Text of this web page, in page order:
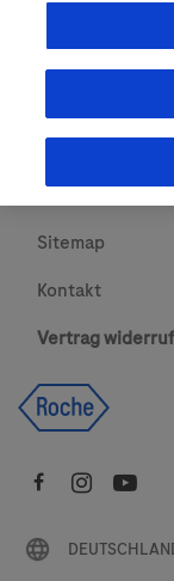
Cookie-
Urheberrecht
Newsletter
Sitemap
Kontakt
Vertrag